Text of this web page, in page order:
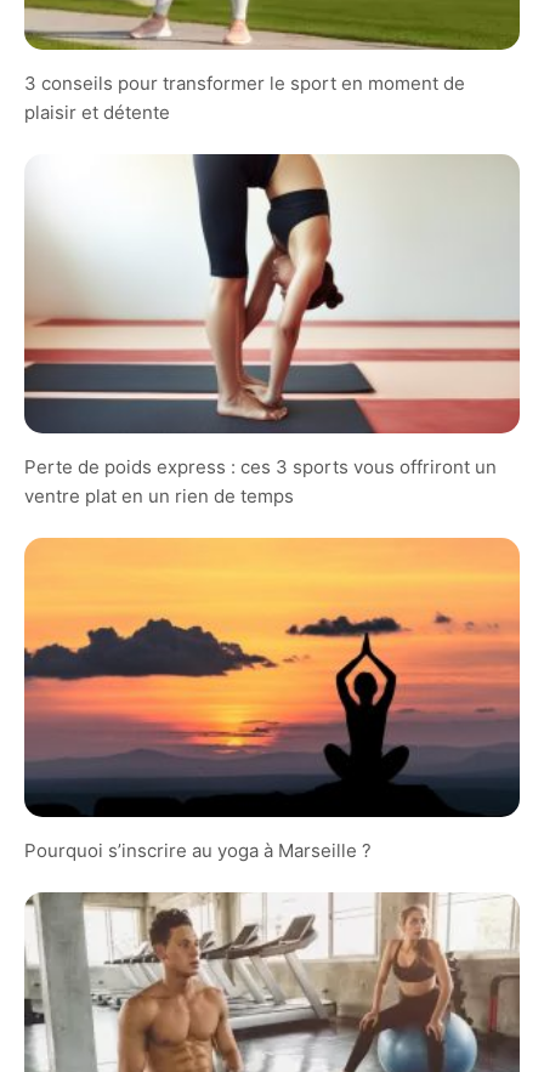
3 conseils pour transformer le sport en moment de
plaisir et détente
Perte de poids express : ces 3 sports vous offriront un
ventre plat en un rien de temps
Pourquoi s’inscrire au yoga à Marseille ?